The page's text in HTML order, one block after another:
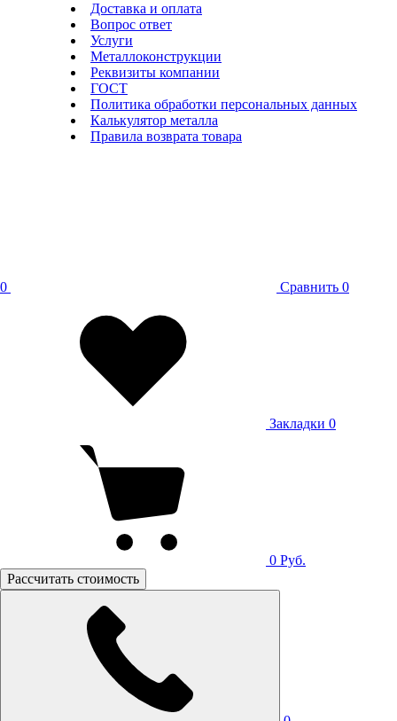
Доставка и оплата
Вопрос ответ
Услуги
Металлоконструкции
Реквизиты компании
ГОСТ
Политика обработки персональных данных
Калькулятор металла
Правила возврата товара
0 Сравнить 0
Закладки 0
0 Руб.
Рассчитать стоимость